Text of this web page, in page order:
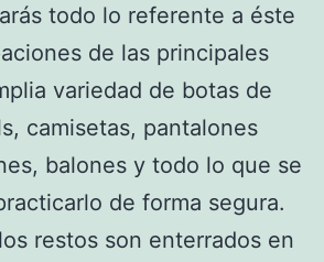
todo lo referente a éste
de las principales
variedad de botas de
camisetas, pantalones
balones y todo lo que se
de forma segura.
restos son enterrados en